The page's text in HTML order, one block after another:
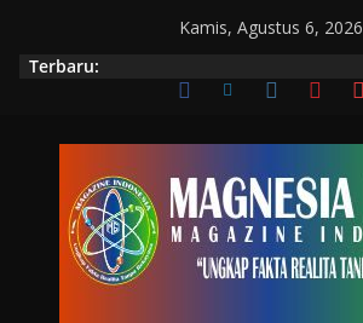
Kamis, Agustus 6, 2026
Terbaru: